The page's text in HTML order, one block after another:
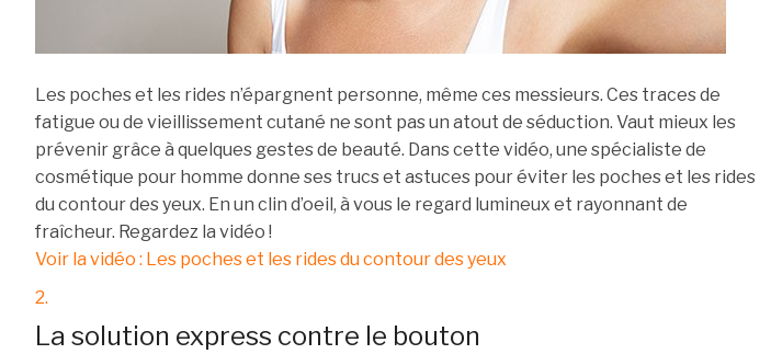
Les poches et les rides n’épargnent personne, même ces messieurs. Ces traces de
fatigue ou de vieillissement cutané ne sont pas un atout de séduction. Vaut mieux les
prévenir grâce à quelques gestes de beauté. Dans cette vidéo, une spécialiste de
cosmétique pour homme donne ses trucs et astuces pour éviter les poches et les rides
du contour des yeux. En un clin d’oeil, à vous le regard lumineux et rayonnant de
fraîcheur. Regardez la vidéo !
Voir la vidéo : Les poches et les rides du contour des yeux
2.
La solution express contre le bouton